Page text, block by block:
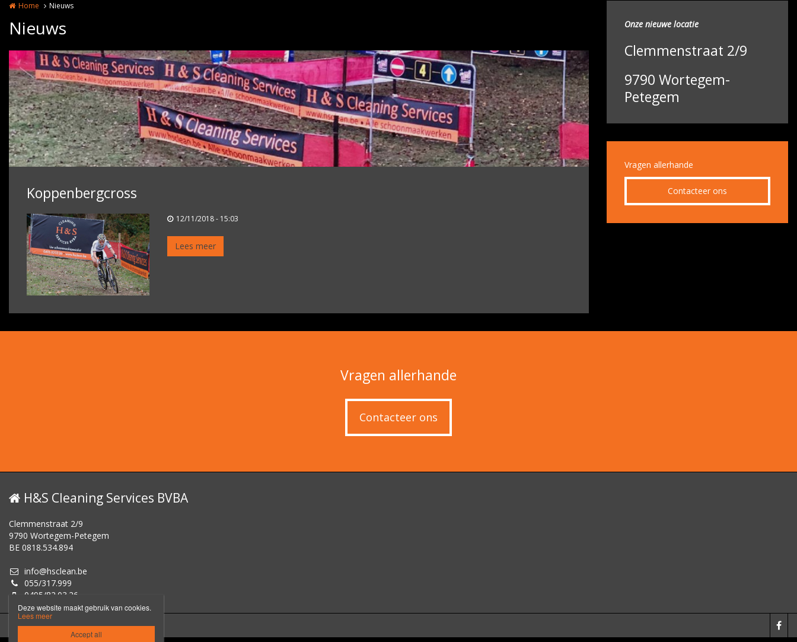
Home Nieuws
Nieuws
Koppenbergcross
12/11/2018 - 15:03
Lees meer
Onze nieuwe locatie
Clemmenstraat 2/9
9790 Wortegem-
Petegem
Vragen allerhande
Contacteer ons
Vragen allerhande
Contacteer ons
H&S Cleaning Services BVBA
Clemmenstraat 2/9
9790 Wortegem-Petegem
BE 0818.534.894
info@hsclean.be
055/317.999
0495/82.03.26
Disclaimer Privacybeleid
Deze website maakt gebruik van cookies.
Lees meer
Accept all